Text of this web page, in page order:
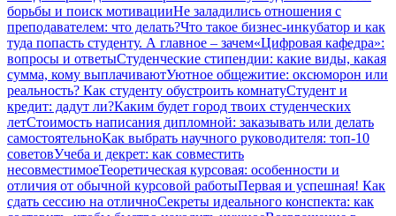
борьбы и поиск мотивацииНе заладились отношения с
преподавателем: что делать?Что такое бизнес-инкубатор и как
туда попасть студенту. А главное – зачем«Цифровая кафедра»:
вопросы и ответыСтуденческие стипендии: какие виды, какая
сумма, кому выплачиваютУютное общежитие: оксюморон или
реальность? Как студенту обустроить комнатуСтудент и
кредит: дадут ли?Каким будет город твоих студенческих
летСтоимость написания дипломной: заказывать или делать
самостоятельноКак выбрать научного руководителя: топ-10
советовУчеба и декрет: как совместить
несовместимоеТеоретическая курсовая: особенности и
отличия от обычной курсовой работыПервая и успешная! Как
сдать сессию на отличноСекреты идеального конспекта: как